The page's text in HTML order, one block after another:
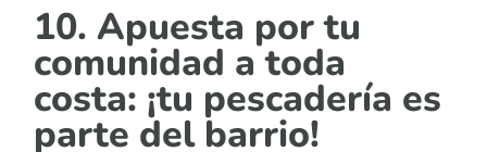
10. Apuesta por tu
comunidad a toda
costa: ¡tu pescadería es
parte del barrio!